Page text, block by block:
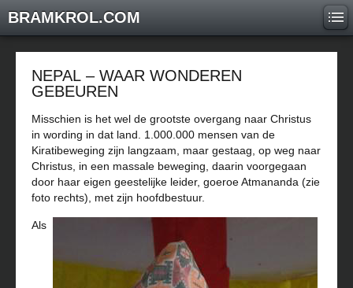
BRAMKROL.COM
NEPAL – WAAR WONDEREN
GEBEUREN
Misschien is het wel de grootste overgang naar Christus
in wording in dat land. 1.000.000 mensen van de
Kiratibeweging zijn langzaam, maar gestaag, op weg naar
Christus, in een massale beweging, daarin voorgegaan
door haar eigen geestelijke leider, goeroe Atmananda (zie
foto rechts), met zijn hoofdbestuur.
Als